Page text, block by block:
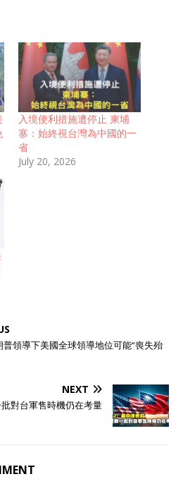
入境便利措施遭停止 柬埔
寨：始終視台灣為中國的一
省
July 20, 2026
領導下美國全球領導地位可能“喪失殆
NEXT
對台軍售時機仍在考量